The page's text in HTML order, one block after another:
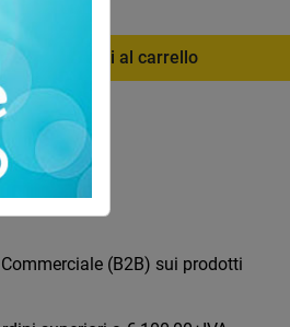
Aggiungi al carrello
(B2B) sui prodotti